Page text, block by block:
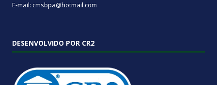
E-mail: cmsbpa@hotmail.com
DESENVOLVIDO POR CR2